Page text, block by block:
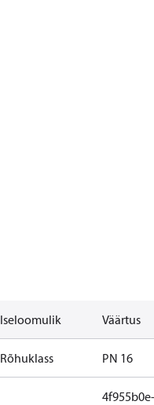
Iseloomulik Väärtus
Rõhuklass PN 16
4f955b0e-